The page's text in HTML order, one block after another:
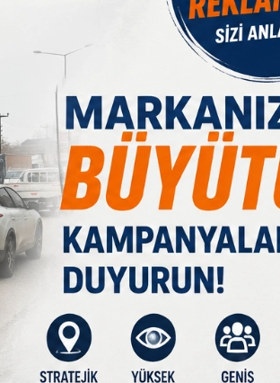
HABERDE İNSAN
Kazım Baykal vefatının 33.yıl
mezarı başında anıldı